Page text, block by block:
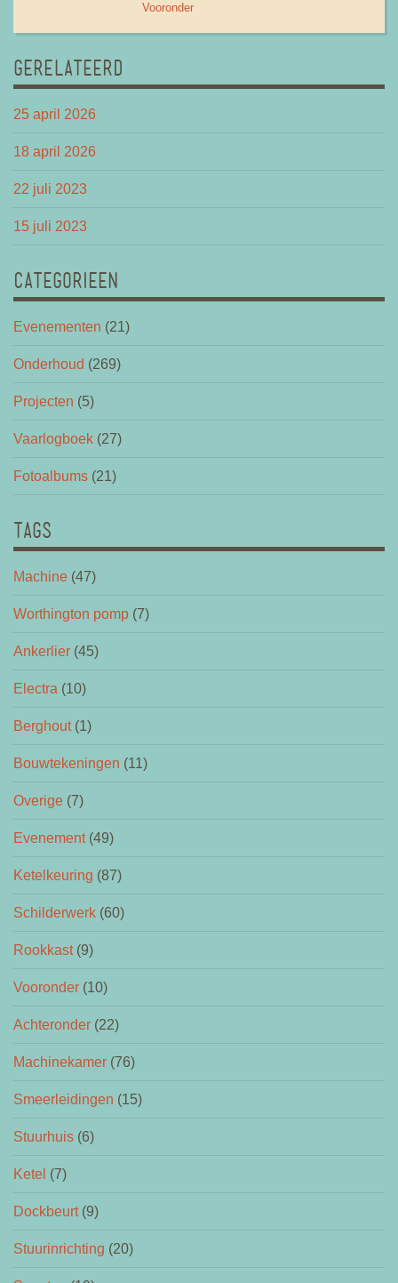
Vooronder
GERELATEERD
25 april 2026
18 april 2026
22 juli 2023
15 juli 2023
CATEGORIEEN
Evenementen (21)
Onderhoud (269)
Projecten (5)
Vaarlogboek (27)
Fotoalbums (21)
TAGS
Machine (47)
Worthington pomp (7)
Ankerlier (45)
Electra (10)
Berghout(1)
Bouwtekeningen (11)
Overige (7)
Evenement(49)
Ketelkeuring (87)
Schilderwerk (60)
Rookkast(9)
Vooronder (10)
Achteronder (22)
Machinekamer (76)
Smeerleidingen (15)
Stuurhuis (6)
Ketel (7)
Dockbeurt(9)
Stuurinrichting (20)